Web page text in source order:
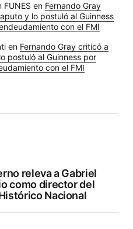
FUNES en Fernando Gray
y lo postuló al Guinness
con el FMI
en Fernando Gray criticó a
postuló al Guinness por
con el FMI
releva a Gabriel
como director del
Nacional